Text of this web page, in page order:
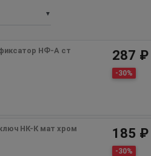
▼
НФ-А ст
287 ₽
-30%
НК-К мат хром
185 ₽
-30%